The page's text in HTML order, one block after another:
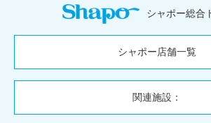
シャポー総合
シャポー店舗一覧
関連施設：